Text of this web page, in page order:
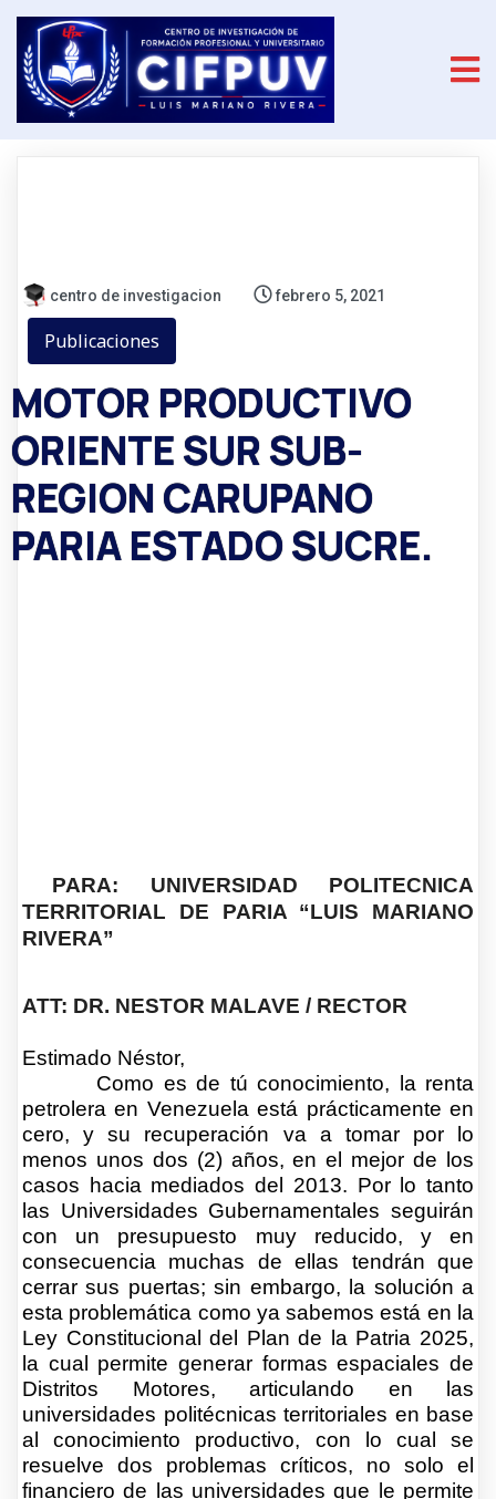
centro de investigacion febrero 5, 2021
Publicaciones
MOTOR PRODUCTIVO
ORIENTE SUR SUB-
REGION CARUPANO
PARIA ESTADO SUCRE.
PARA: UNIVERSIDAD POLITECNICA
TERRITORIAL DE PARIA “LUIS MARIANO
RIVERA”
ATT: DR. NESTOR MALAVE / RECTOR
Estimado Néstor,
Como es de tú conocimiento, la renta
petrolera en Venezuela está prácticamente en
cero, y su recuperación va a tomar por lo
menos unos dos (2) años, en el mejor de los
casos hacia mediados del 2013. Por lo tanto
las Universidades Gubernamentales seguirán
con un presupuesto muy reducido, y en
consecuencia muchas de ellas tendrán que
cerrar sus puertas; sin embargo, la solución a
esta problemática como ya sabemos está en la
Ley Constitucional del Plan de la Patria 2025,
la cual permite generar formas espaciales de
Distritos Motores, articulando en las
universidades politécnicas territoriales en base
al conocimiento productivo, con lo cual se
resuelve dos problemas críticos, no solo el
financiero de las universidades que le permite